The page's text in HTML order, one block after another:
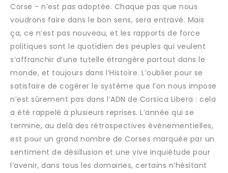
Corse - n’est pas adoptée. Chaque pas que nous
voudrons faire dans le bon sens, sera entravé. Mais
ça, ce n’est pas nouveau, et les rapports de force
politiques sont le quotidien des peuples qui veulent
s’affranchir d’une tutelle étrangère partout dans le
monde, et toujours dans l’Histoire. L’oublier pour se
satisfaire de cogérer le système que l’on nous impose
n’est sûrement pas dans l’ADN de Corsica Libera : cela
a été rappelé à plusieurs reprises. L’année qui se
termine, au delà des rétrospectives événementielles,
est pour un grand nombre de Corses marquée par un
sentiment de désillusion et une vive inquiétude pour
l’avenir, dans tous les domaines, certains n’hésitant